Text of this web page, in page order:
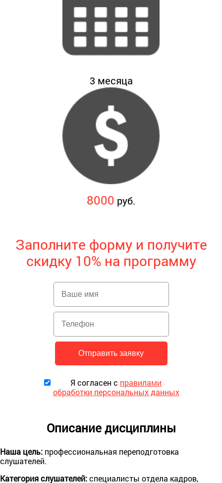
3 месяца
8000 руб.
Заполните форму и получите
скидку 10% на программу
Я согласен с правилами
обработки персональных данных
Описание дисциплины
Наша цель: профессиональная переподготовка
слушателей.
Категория слушателей:специалисты отдела кадров,